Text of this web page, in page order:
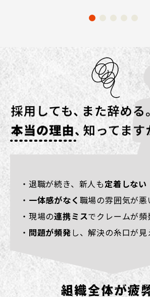
・退職が続き、新人も定着しない
・ 一体感がなく 職場の雰囲気が悪
・現場の連携ミスでクレームが頻
・ 問題が頻発し、解決の糸口が見